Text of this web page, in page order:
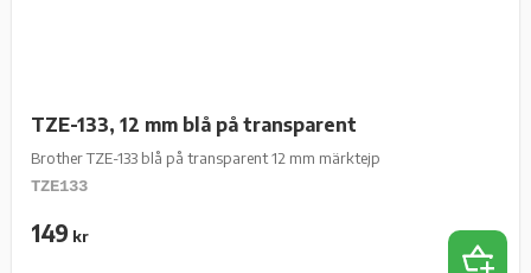
TZE-133, 12 mm blå på transparent
Brother TZE-133 blå på transparent 12 mm märktejp
TZE133
149 kr